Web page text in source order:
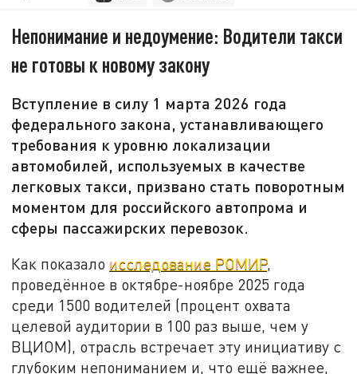
Непонимание и недоумение: Водители такси
не готовы к новому закону
Вступление в силу 1 марта 2026 года
федерального закона, устанавливающего
требования к уровню локализации
автомобилей, используемых в качестве
легковых такси, призвано стать поворотным
моментом для российского автопрома и
сферы пассажирских перевозок.
Как показало исследование РОМИР,
проведённое в октябре-ноябре 2025 года
среди 1500 водителей (процент охвата
целевой аудитории в 100 раз выше, чем у
ВЦИОМ), отрасль встречает эту инициативу с
глубоким непониманием и, что ещё важнее,